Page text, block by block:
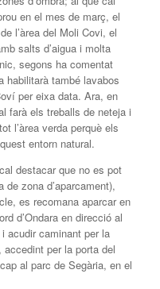
en el mes de març, el
l’àrea del Moli Covi, el
salts d’aigua i molta
segons ha comentat
habilitarà també lavabos
per eixa data. Ara, en
farà els treballs de neteja i
l’àrea verda perquè els
entorn natural.
destacar que no es pot
zona d’aparcament),
es recomana aparcar en
d’Ondara en direcció al
acudir caminant per la
per la porta del
al parc de Segària, en el